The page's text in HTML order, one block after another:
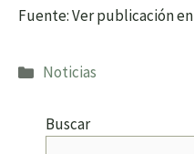
Fuente: Ver publicación en
Categorías
Noticias
Buscar